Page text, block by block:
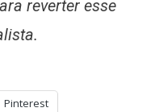
reverter esse
Pinterest